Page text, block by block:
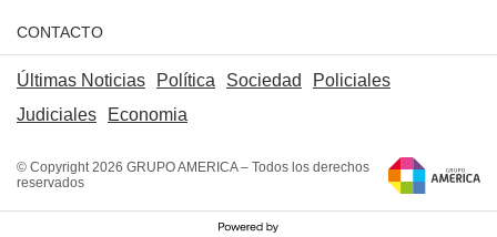
CONTACTO
Últimas Noticias Política Sociedad
Policiales
Judiciales
Economia
© Copyright 2026 GRUPO AMERICA – Todos los derechos
reservados